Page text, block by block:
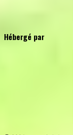
Hébergé par